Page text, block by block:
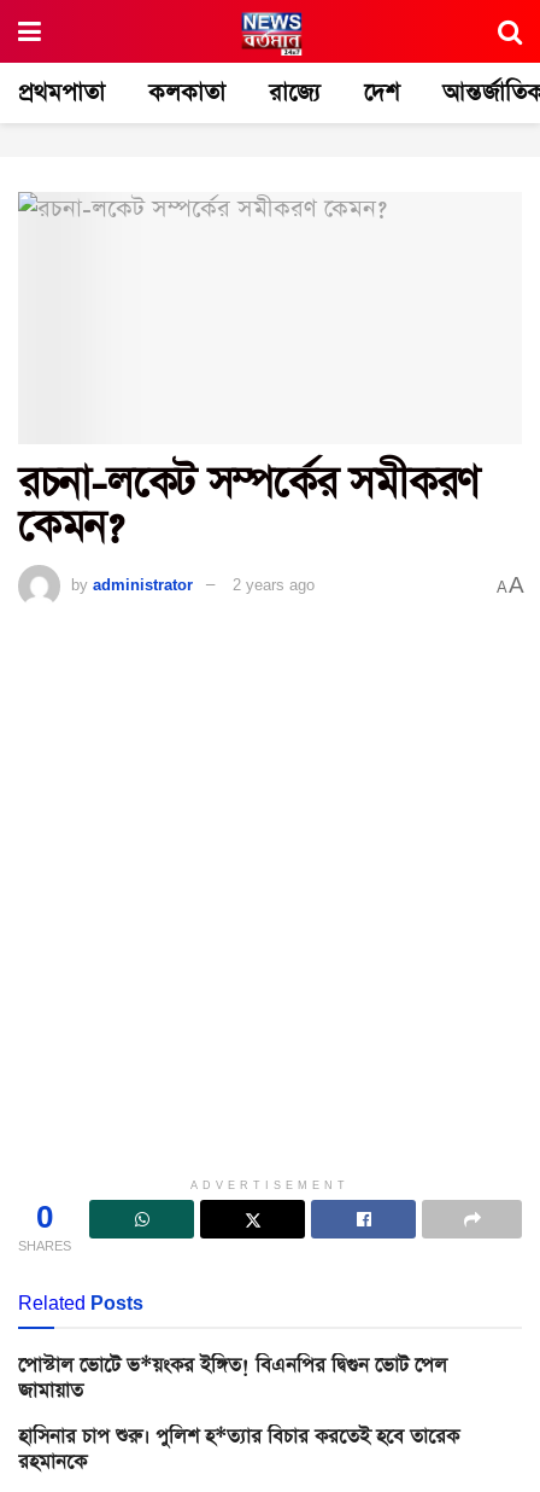
প্রথমপাতা কলকাতা রাজ্যে দেশ
রচনা-লকেট সম্পর্কের সমীকরণ
কেমন?
by administrator 2 years ago AA
ADVERTISEMENT
0
SHARES
Related Posts
পোস্টাল ভোটে ভ*য়ংকর ইঙ্গিত! বিএনপির দ্বিগুন ভোট পেল
জামায়াত
হাসিনার চাপ শুরু। পুলিশ হ*ত্যার বিচার করতেই হবে তারেক
রহমানকে